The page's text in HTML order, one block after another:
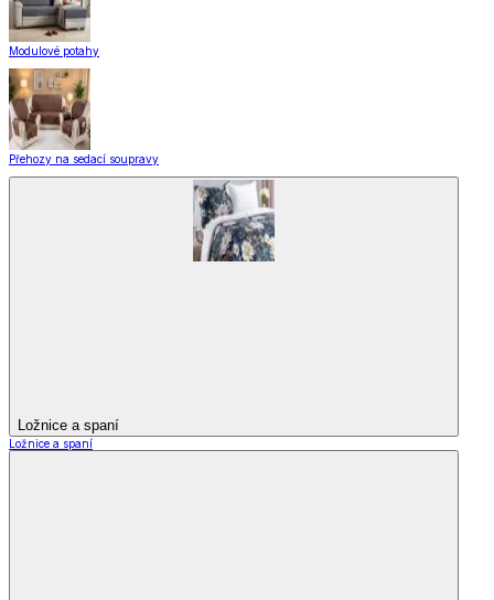
Modulové potahy
Přehozy na sedací soupravy
Ložnice a spaní
Ložnice a spaní